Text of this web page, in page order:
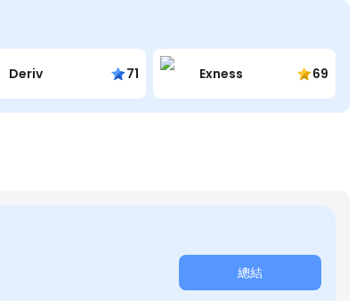
Deriv 71 Exness 69
總結